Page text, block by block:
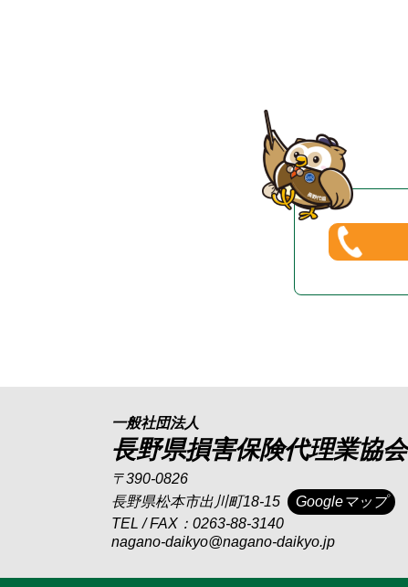
一般社団法人
長野県損害保険代理業協会
〒390-0826
長野県松本市出川町18-15
Googleマップ
TEL / FAX：0263-88-3140
nagano-daikyo@nagano-daikyo.jp